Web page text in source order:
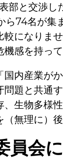
部と交渉し
ら74名が集
較になりま
感を持っ
国内産業が
問題と共通
、生物多様
無理に）
員会